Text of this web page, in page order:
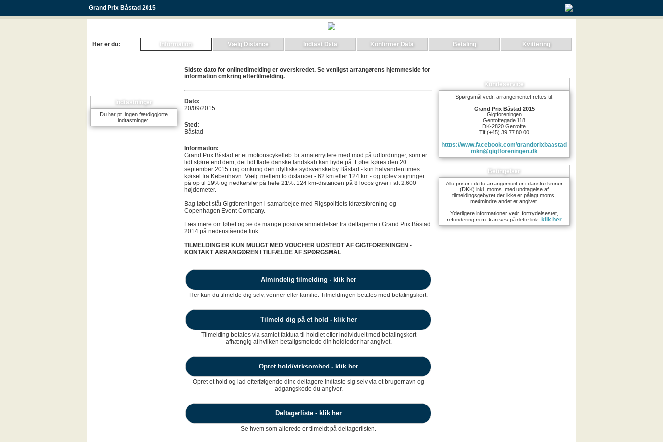
Grand Prix Båstad 2015
Her er du: Information Vælg Distance Indtast Data Konfirmer Data Betaling Kvittering
Indtastninger
Du har pt. ingen færdiggjorte
indtastninger.
Sidste dato for onlinetilmelding er overskredet. Se venligst arrangørens hjemmeside for
information omkring eftertilmelding.
Dato:
20/09/2015
Sted:
Båstad
Information:
Grand Prix Båstad er et motionscykelløb for amatørryttere med mod på udfordringer, som er
lidt større end dem, det lidt flade danske landskab kan byde på. Løbet køres den 20.
september 2015 i og omkring den idylliske sydsvenske by Båstad - kun halvanden times
kørsel fra København. Vælg mellem to distancer - 62 km eller 124 km - og oplev stigninger
på op til 19% og nedkørsler på hele 21%. 124 km-distancen på 8 loops giver i alt 2.600
højdemeter.
Bag løbet står Gigtforeningen i samarbejde med Rigspolitiets Idrætsforening og
Copenhagen Event Company.
Læs mere om løbet og se de mange positive anmeldelser fra deltagerne i Grand Prix Båstad
2014 på nedenstående link.
TILMELDING ER KUN MULIGT MED VOUCHER UDSTEDT AF GIGTFORENINGEN -
KONTAKT ARRANGØREN I TILFÆLDE AF SPØRGSMÅL
Almindelig tilmelding - klik her
Her kan du tilmelde dig selv, venner eller familie. Tilmeldingen betales med betalingskort.
Tilmeld dig på et hold - klik her
Tilmelding betales via samlet faktura til holdlet eller individuelt med betalingskort
afhængig af hvilken betaligsmetode din holdleder har angivet.
Opret hold/virksomhed - klik her
Opret et hold og lad efterfølgende dine deltagere indtaste sig selv via et brugernavn og
adgangskode du angiver.
Deltagerliste - klik her
Se hvem som allerede er tilmeldt på deltagerlisten.
Kundeservice
Spørgsmål vedr. arrangementet rettes til:
Grand Prix Båstad 2015
Gigtforeningen
Gentoftegade 118
DK-2820 Gentofte
Tlf (+45) 39 77 80 00
https://www.facebook.com/grandprixbaastad
mkn@gigtforeningen.dk
Betingelser
Alle priser i dette arrangement er i danske kroner
(DKK) inkl. moms. med undtagelse af
tilmeldingsgebyret der ikke er pålagt moms,
medmindre andet er angivet.
Yderligere informationer vedr. fortrydelsesret,
refundering m.m. kan ses på dette link: klik her